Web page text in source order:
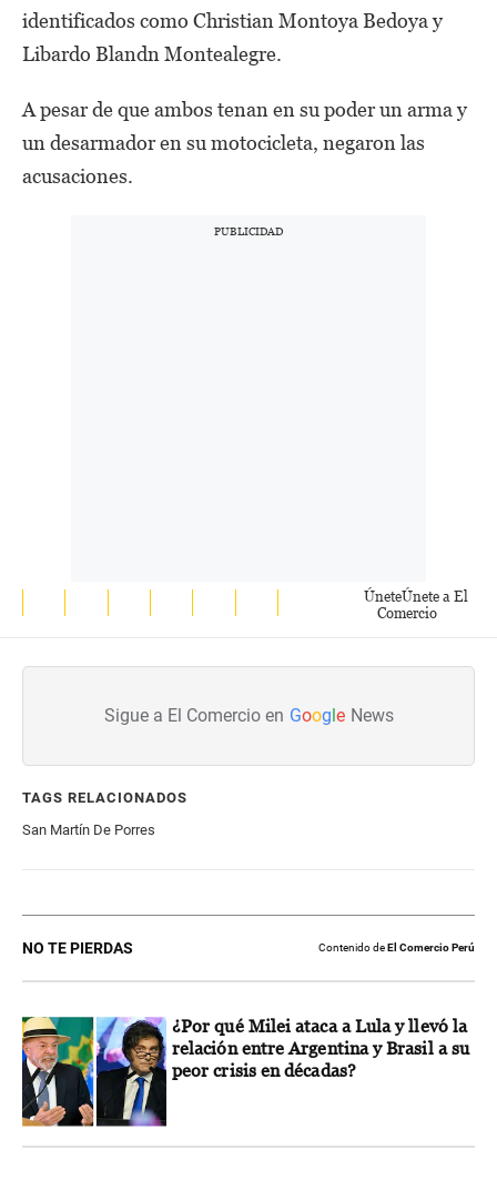
identificados como Christian Montoya Bedoya y
Libardo Blandn Montealegre.
A pesar de que ambos tenan en su poder un arma y
un desarmador en su motocicleta, negaron las
acusaciones.
ÚneteÚnete a El
Comercio
Sigue a El Comercio en Google News
TAGS RELACIONADOS
San Martín De Porres
NO TE PIERDAS Contenido deEl Comercio Perú
¿Por qué Milei ataca a Lula y llevó la
relación entre Argentina y Brasil a su
peor crisis en décadas?